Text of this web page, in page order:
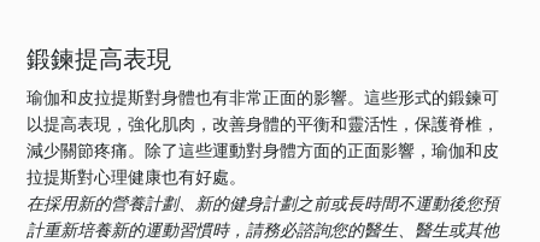
鍛鍊提高表現
瑜伽和皮拉提斯對身體也有非常正面的影響。這些形式的鍛鍊可
以提高表現，強化肌肉，改善身體的平衡和靈活性，保護脊椎，
減少關節疼痛。除了這些運動對身體方面的正面影響，瑜伽和皮
拉提斯對心理健康也有好處。
在採用新的營養計劃、新的健身計劃之前或長時間不運動後您預
計重新培養新的運動習慣時，請務必諮詢您的醫生、醫生或其他